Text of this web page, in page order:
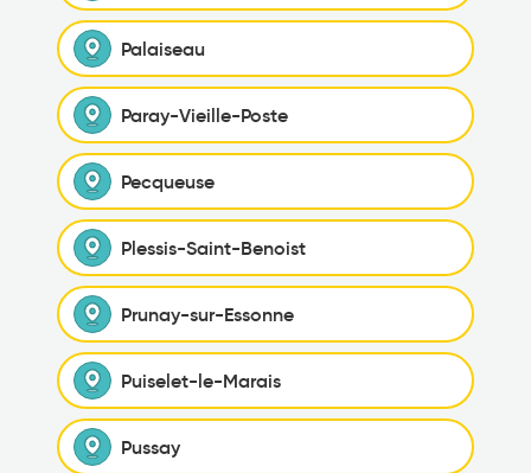
Palaiseau
Paray-Vieille-Poste
Pecqueuse
Plessis-Saint-Benoist
Prunay-sur-Essonne
Puiselet-le-Marais
Pussay